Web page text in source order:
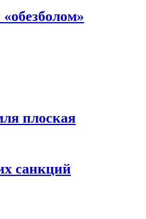
плоская
санкций